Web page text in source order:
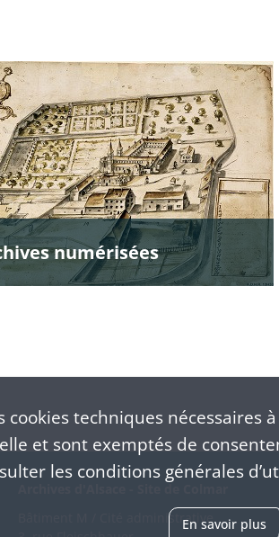
numérisées
Bâtiment M / Cité administrative
cookiestechniques nécessaires
et sont exemptés de
les conditions générales
En savoir plus